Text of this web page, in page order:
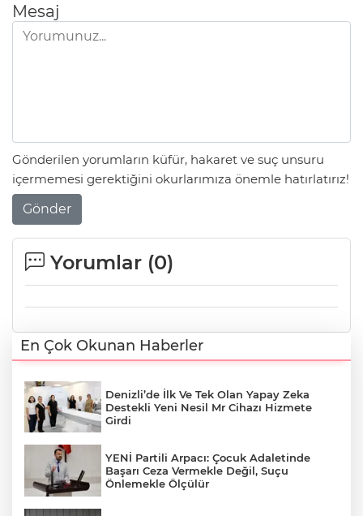
Mesaj
Gönderilen yorumların küfür, hakaret ve suç unsuru
içermemesi gerektiğini okurlarımıza önemle hatırlatırız!
Gönder
Yorumlar (0)
En Çok Okunan Haberler
Denizli’de İlk Ve Tek Olan Yapay Zeka
Destekli Yeni Nesil Mr Cihazı Hizmete
Girdi
YENİ Partili Arpacı: Çocuk Adaletinde
Başarı Ceza Vermekle Değil, Suçu
Önlemekle Ölçülür